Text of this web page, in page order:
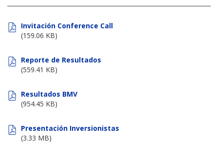
Invitación Conference Call
(159.06 KB)
Reporte de Resultados
(559.41 KB)
Resultados BMV
(954.45 KB)
Presentación Inversionistas
(3.33 MB)